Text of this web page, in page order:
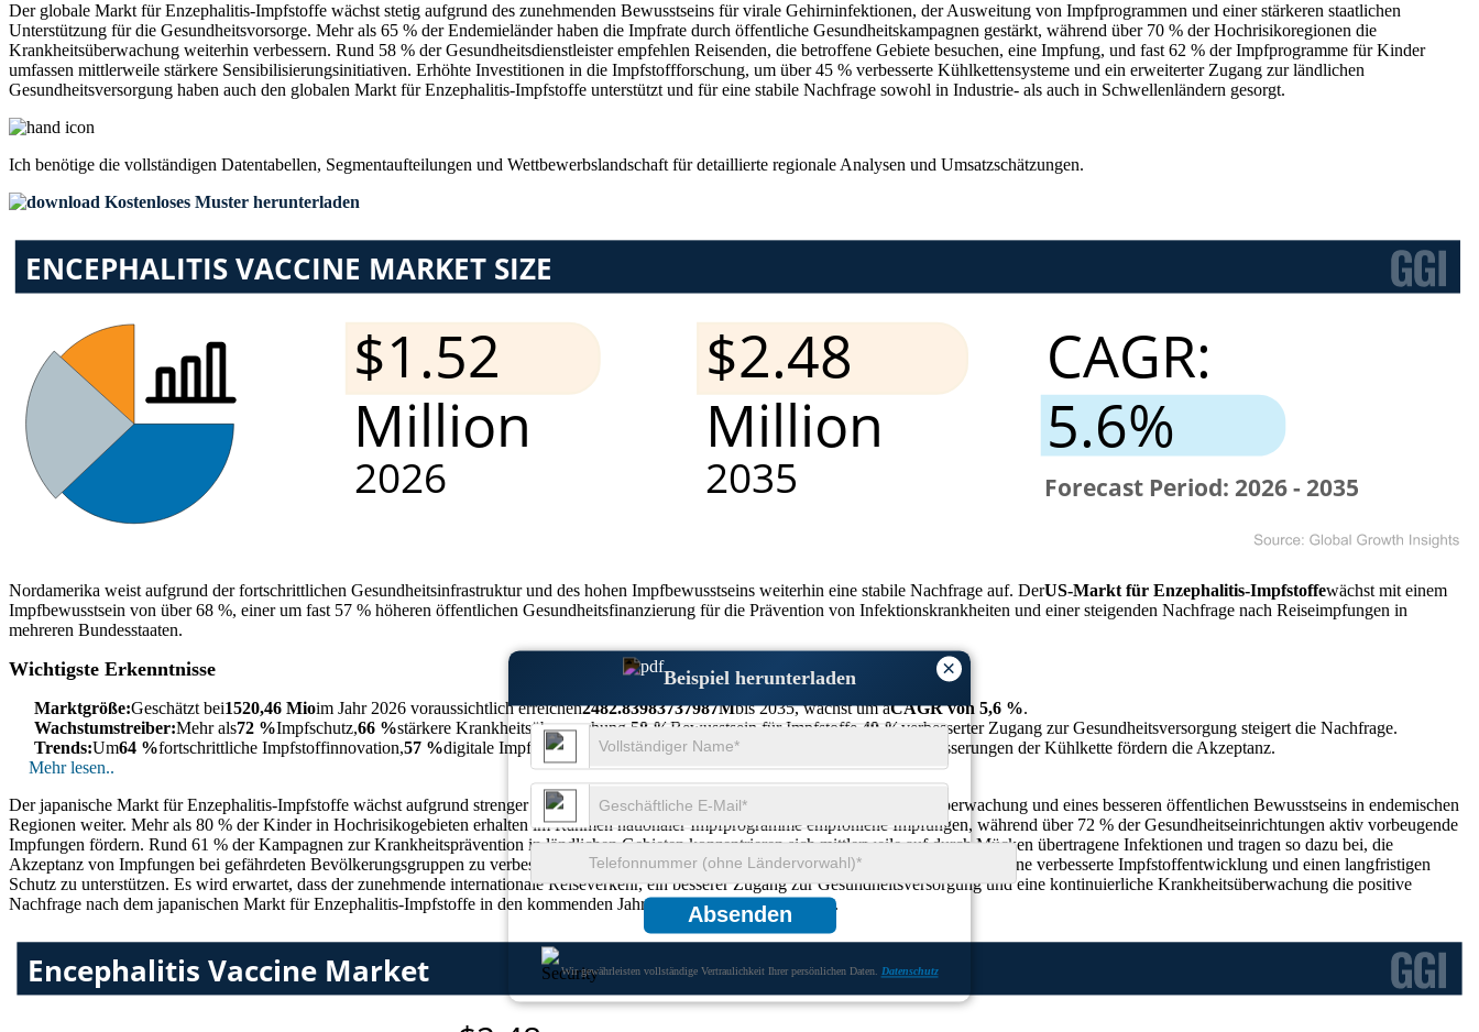
×
Beispiel herunterladen
Absenden
Wir gewährleisten vollständige Vertraulichkeit Ihrer persönlichen Daten. Datenschutz
Der globale Markt für Enzephalitis-Impfstoffe wächst stetig aufgrund des zunehmenden Bewusstseins für virale Gehirninfektionen, der Ausweitung von Impfprogrammen und einer stärkeren staatlichen
Unterstützung für die Gesundheitsvorsorge. Mehr als 65 % der Endemieländer haben die Impfrate durch öffentliche Gesundheitskampagnen gestärkt, während über 70 % der Hochrisikoregionen die
Krankheitsüberwachung weiterhin verbessern. Rund 58 % der Gesundheitsdienstleister empfehlen Reisenden, die betroffene Gebiete besuchen, eine Impfung, und fast 62 % der Impfprogramme für Kinder
umfassen mittlerweile stärkere Sensibilisierungsinitiativen. Erhöhte Investitionen in die Impfstoffforschung, um über 45 % verbesserte Kühlkettensysteme und ein erweiterter Zugang zur ländlichen
Gesundheitsversorgung haben auch den globalen Markt für Enzephalitis-Impfstoffe unterstützt und für eine stabile Nachfrage sowohl in Industrie- als auch in Schwellenländern gesorgt.
Ich benötige die vollständigen Datentabellen, Segmentaufteilungen und Wettbewerbslandschaft für detaillierte regionale Analysen und Umsatzschätzungen.
Kostenloses Muster herunterladen
Nordamerika weist aufgrund der fortschrittlichen Gesundheitsinfrastruktur und des hohen Impfbewusstseins weiterhin eine stabile Nachfrage auf. DerUS-Markt für Enzephalitis-Impfstoffewächst mit einem
Impfbewusstsein von über 68 %, einer um fast 57 % höheren öffentlichen Gesundheitsfinanzierung für die Prävention von Infektionskrankheiten und einer steigenden Nachfrage nach Reiseimpfungen in
mehreren Bundesstaaten.
Wichtigste Erkenntnisse
Marktgröße:Geschätzt bei1520,46 Mioim Jahr 2026 voraussichtlich erreichen2482.83983737987Mbis 2035, wächst um aCAGR von 5,6 %.
Wachstumstreiber:Mehr als72 %Impfschutz,66 %stärkere Krankheitsüberwachung,58 %Bewusstsein für Impfstoffe,49 %verbesserter Zugang zur Gesundheitsversorgung steigert die Nachfrage.
Trends:Um64 %fortschrittliche Impfstoffinnovation,57 %digitale Impfverfolgung,53 %Modernisierung der Fertigung,
Verbesserungen der Kühlkette fördern die Akzeptanz.
Mehr lesen..
Der japanische Markt für Enzephalitis-Impfstoffe wächst aufgrund strenger staatlicher Impfrichtlinien, einer zunehmenden Krankheitsüberwachung und eines besseren öffentlichen Bewusstseins in endemischen
Regionen weiter. Mehr als 80 % der Kinder in Hochrisikogebieten erhalten im Rahmen nationaler Impfprogramme empfohlene Impfungen, während über 72 % der Gesundheitseinrichtungen aktiv vorbeugende
Impfungen fördern. Rund 61 % der Kampagnen zur Krankheitsprävention in ländlichen Gebieten konzentrieren sich mittlerweile auf durch Mücken übertragene Infektionen und tragen so dazu bei, die
Akzeptanz von Impfungen bei gefährdeten Bevölkerungsgruppen zu verbessern. Die Forschungsinvestitionen sind um fast 46 % gestiegen, um eine verbesserte Impfstoffentwicklung und einen langfristigen
Schutz zu unterstützen. Es wird erwartet, dass der zunehmende internationale Reiseverkehr, ein besserer Zugang zur Gesundheitsversorgung und eine kontinuierliche Krankheitsüberwachung die positive
Nachfrage nach dem japanischen Markt für Enzephalitis-Impfstoffe in den kommenden Jahren aufrechterhalten werden.